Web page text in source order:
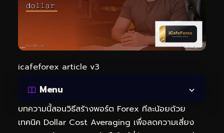
icafeforex article v3
Menu
บทความนี้สอนวิธีสร้างพอร์ต Forex ทีละน้อยด้วย
เทคนิค Dollar Cost Averaging เพื่อลดความเสี่ยง